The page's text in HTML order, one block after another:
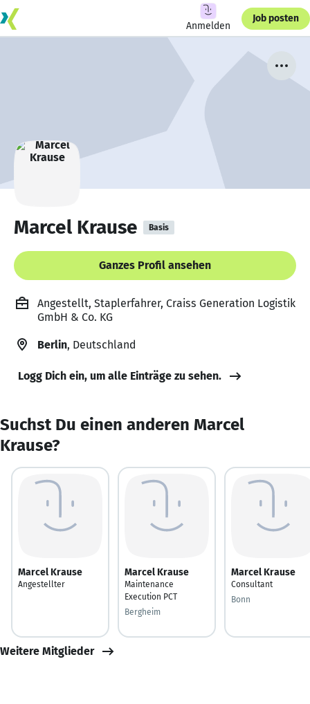
Anmelden
Job posten
Marcel Krause Basis
Ganzes Profil ansehen
Angestellt, Staplerfahrer, Craiss Generation Logistik
GmbH & Co. KG
Berlin, Deutschland
Logg Dich ein, um alle Einträge zu sehen.
Suchst Du einen anderen Marcel
Krause?
Marcel Krause
Angestellter
Marcel Krause
Maintenance
Execution PCT
Bergheim
Marcel Krause
Consultant
Bonn
Weitere Mitglieder